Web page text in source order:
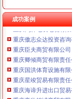
成功案例
重庆鸽牌电线电缆有限
重庆傲志众达投资咨
重庆臣夫商贸有限公司
重庆卿倾商贸有限责任
重庆国洪体育设施有限
重庆星竣贸易有限责任
重庆海谛升进出口贸易
重庆奕欣锦诚商贸有限